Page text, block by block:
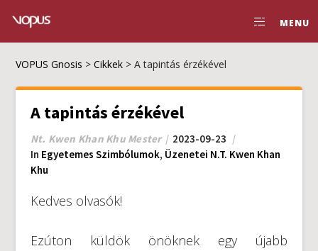
MENU
VOPUS Gnosis >Cikkek >A tapintás érzékével
A tapintás érzékével
Nt. Kwen Khan Khu Mester
2023-09-23
In Egyetemes Szimbólumok, Üzenetei N.T. Kwen Khan
Khu
Kedves olvasók!
Ezúton küldök önöknek egy újabb